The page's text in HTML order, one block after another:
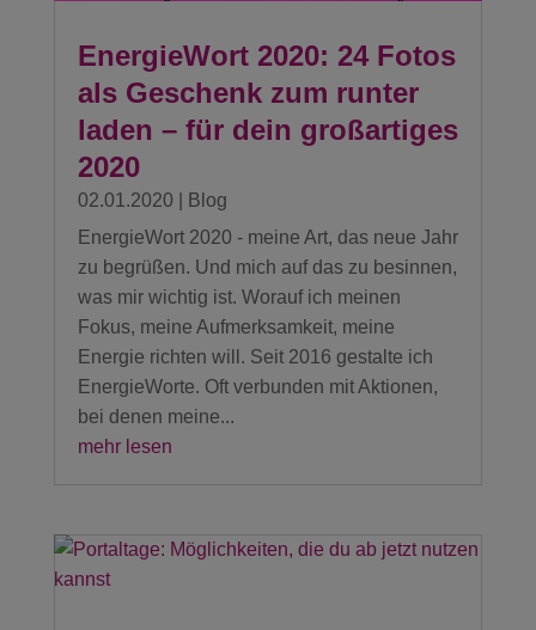
EnergieWort 2020: 24 Fotos
als Geschenk zum runter
laden – für dein großartiges
2020
02.01.2020
Blog
EnergieWort 2020 - meine Art, das neue Jahr
zu begrüßen. Und mich auf das zu besinnen,
was mir wichtig ist. Worauf ich meinen
Fokus, meine Aufmerksamkeit, meine
Energie richten will. Seit 2016 gestalte ich
EnergieWorte. Oft verbunden mit Aktionen,
bei denen meine...
mehr lesen